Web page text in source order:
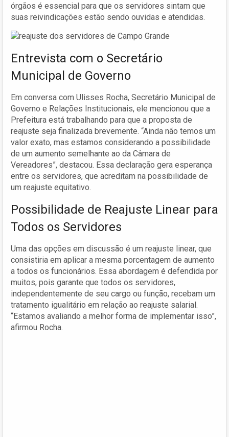
órgãos é essencial para que os servidores sintam que
suas reivindicações estão sendo ouvidas e atendidas.
Entrevista com o Secretário
Municipal de Governo
Em conversa com Ulisses Rocha, Secretário Municipal de
Governo e Relações Institucionais, ele mencionou que a
Prefeitura está trabalhando para que a proposta de
reajuste seja finalizada brevemente. “Ainda não temos um
valor exato, mas estamos considerando a possibilidade
de um aumento semelhante ao da Câmara de
Vereadores”, destacou. Essa declaração gera esperança
entre os servidores, que acreditam na possibilidade de
um reajuste equitativo.
Possibilidade de Reajuste Linear para
Todos os Servidores
Uma das opções em discussão é um reajuste linear, que
consistiria em aplicar a mesma porcentagem de aumento
a todos os funcionários. Essa abordagem é defendida por
muitos, pois garante que todos os servidores,
independentemente de seu cargo ou função, recebam um
tratamento igualitário em relação ao reajuste salarial.
“Estamos avaliando a melhor forma de implementar isso”,
afirmou Rocha.